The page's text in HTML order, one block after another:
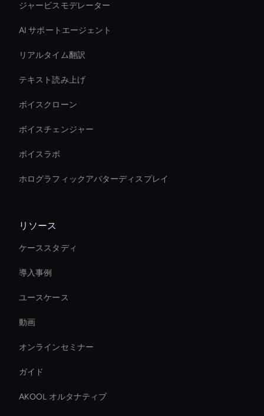
ジャービスモデレーター
AI サポートエージェント
リアルタイム翻訳
テキスト読み上げ
ボイスクローン
ボイスチェンジャー
ボイスラボ
ホログラフィックアバターディスプレイ
リソース
ケーススタディ
導入事例
ユースケース
動画
オンラインセミナー
ガイド
AKOOL オルタナティブ